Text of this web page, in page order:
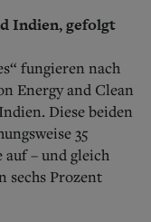
Indien, gefolgt
fungieren nach
Energy and Clean
Diese beiden
35
auf – und gleich
sechs Prozent